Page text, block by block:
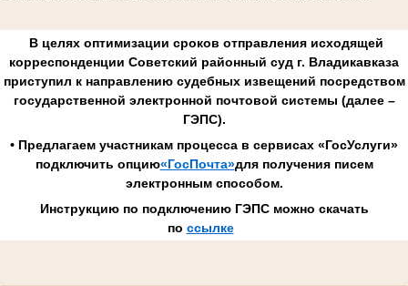
В целях оптимизации сроков отправления исходящей
корреспонденции Советский районный суд г. Владикавказа
приступил к направлению судебных извещений посредством
государственной электронной почтовой системы (далее –
ГЭПС).
• Предлагаем участникам процесса в сервисах «ГосУслуги»
подключить опцию«ГосПочта»для получения писем
электронным способом.
Инструкцию по подключению ГЭПС можно скачать
по ссылке